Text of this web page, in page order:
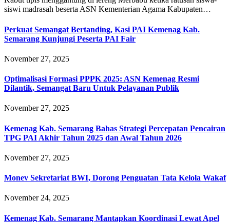
siswi madrasah beserta ASN Kementerian Agama Kabupaten…
Perkuat Semangat Bertanding, Kasi PAI Kemenag Kab.
Semarang Kunjungi Peserta PAI Fair
November 27, 2025
Optimalisasi Formasi PPPK 2025: ASN Kemenag Resmi
Dilantik, Semangat Baru Untuk Pelayanan Publik
November 27, 2025
Kemenag Kab. Semarang Bahas Strategi Percepatan Pencairan
TPG PAI Akhir Tahun 2025 dan Awal Tahun 2026
November 27, 2025
Monev Sekretariat BWI, Dorong Penguatan Tata Kelola Wakaf
November 24, 2025
Kemenag Kab. Semarang Mantapkan Koordinasi Lewat Apel